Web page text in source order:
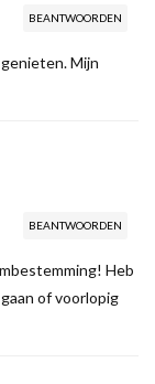
BEANTWOORDEN
Mijn
BEANTWOORDEN
Heb
of voorlopig